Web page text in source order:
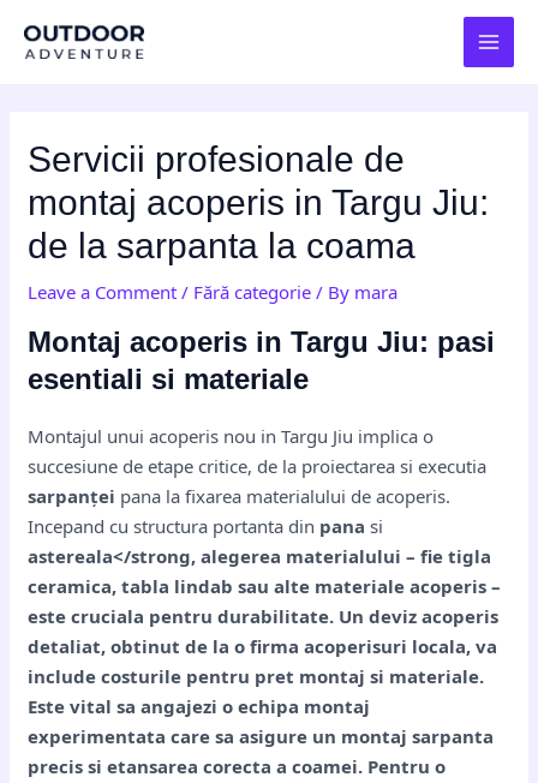
Servicii profesionale de
montaj acoperis in Targu Jiu:
de la sarpanta la coama
Leave a Comment / Fără categorie / By mara
Montaj acoperis in Targu Jiu: pasi
esentiali si materiale
Montajul unui acoperis nou in Targu Jiu implica o
succesiune de etape critice, de la proiectarea si executia
sarpanței pana la fixarea materialului de acoperis.
Incepand cu structura portanta din pana si
astereala</strong, alegerea materialului – fietigla
ceramica,tabla lindab sau alte materiale acoperis –
este cruciala pentru durabilitate. Undeviz acoperis
detaliat, obtinut de la ofirma acoperisuri locala, va
include costurile pentru pret montaj si materiale.
Este vital sa angajezi oechipa montaj
experimentata care sa asigure un montaj sarpanta
precis si etansarea corecta acoamei. Pentru o
navigation